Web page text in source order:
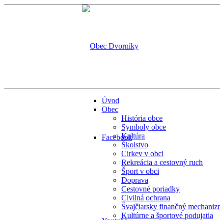
Facebook
Úvod
Obec
História obce
Symboly obce
Kultúra
Školstvo
Cirkev v obci
Rekreácia a cestovný ruch
Šport v obci
Doprava
Cestovné poriadky
Civilná ochrana
Švajčiarsky finančný
Kultúrne a športové podujatia